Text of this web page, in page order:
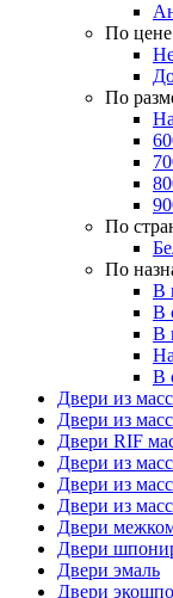
По цене
По
По
По
В
В
В
В
Двери из
Двери из
Двери RIF
Двери из
Двери из
Двери из
Двери
Двери
Двери эмаль
Двери